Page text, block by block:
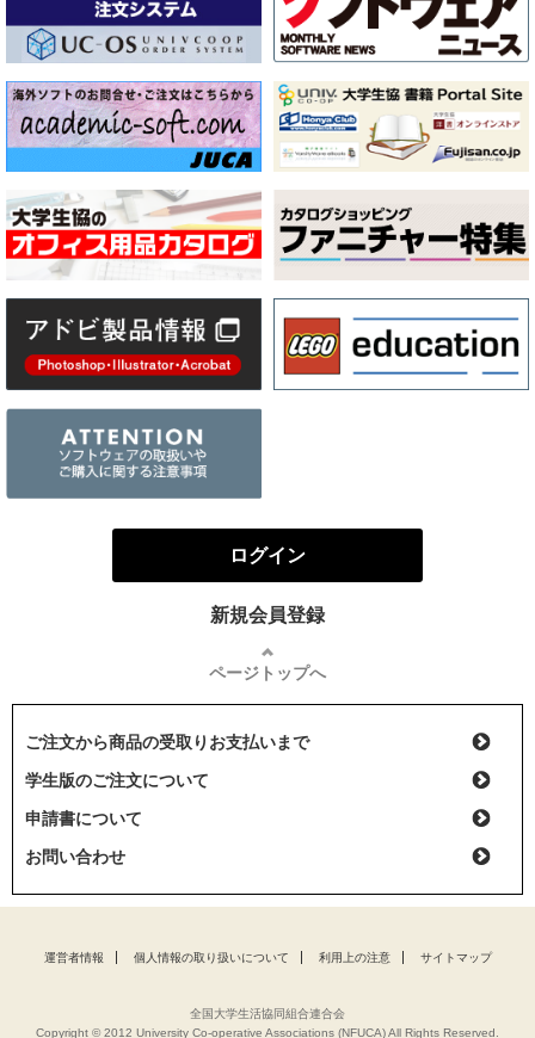
ログイン
新規会員登録
ページトップへ
ご注文から商品の受取りお支払いまで
学生版のご注文について
申請書について
お問い合わせ
運営者情報 個人情報の取り扱いについて 利用上の注意 サイトマップ
全国大学生活協同組合連合会
Copyright © 2012 University Co-operative Associations (NFUCA) All Rights Reserved.